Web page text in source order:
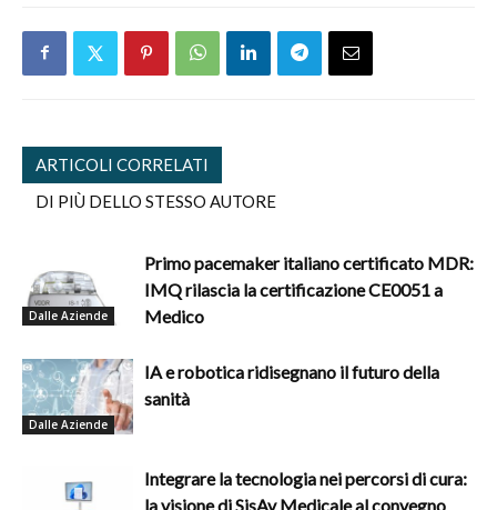
ARTICOLI CORRELATI
DI PIÙ DELLO STESSO AUTORE
Dalle Aziende
Primo pacemaker italiano certificato MDR:
IMQ rilascia la certificazione CE0051 a
Medico
Dalle Aziende
IA e robotica ridisegnano il futuro della
sanità
Integrare la tecnologia nei percorsi di cura:
la visione di SisAv Medicale al convegno